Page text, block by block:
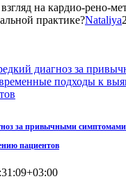
на кардио-рено-
практике?Nataliya
диагноз за
подходы к
за привычными
пациентов